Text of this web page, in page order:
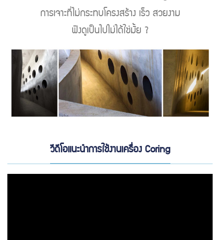
การเจาะที่ไม่กระทบโครงสร้าง เร็ว สวยงาม
ฟังดูเป็นไปไม่ได้ใช่มั้ย ?
วีดีโอแนะนำการใช้งานเครื่อง Coring